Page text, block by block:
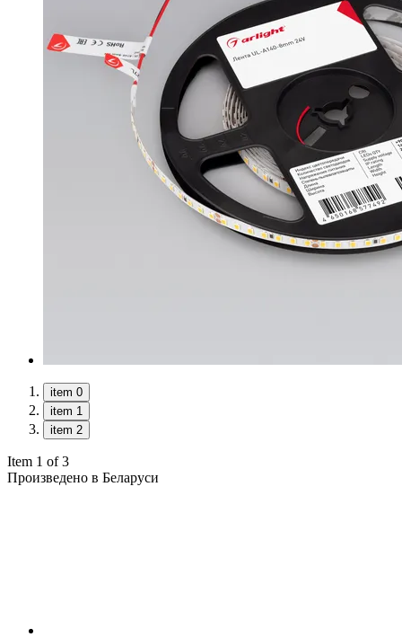
item 0
item 1
item 2
Item 1 of 3
Произведено в Беларуси